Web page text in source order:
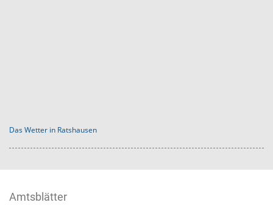
Das Wetter in Ratshausen
Amtsblätter